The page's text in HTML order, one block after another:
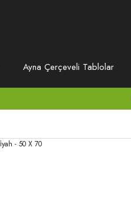
Ayna Çerçeveli Tablolar